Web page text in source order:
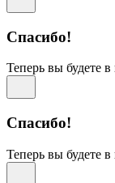
Спасибо!
Теперь вы будете
Спасибо!
Теперь вы будете